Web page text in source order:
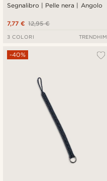
Segnalibro | Pelle nera | Angolo
12,95 €
7,77 €
3 COLORI TRENDHIM
-40%